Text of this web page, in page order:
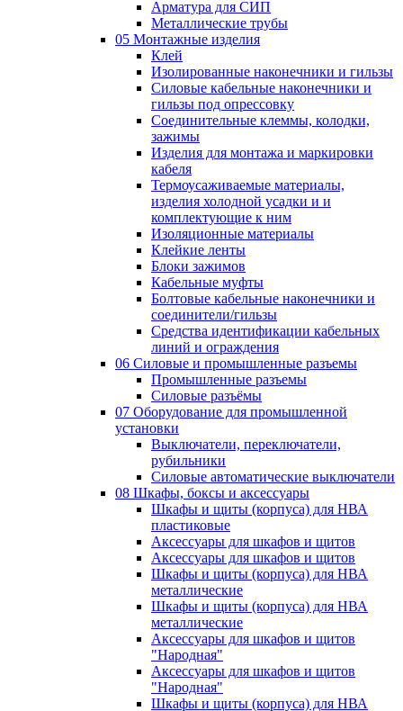
Арматура для СИП
Металлические трубы
05 Монтажные изделия
Клей
Изолированные наконечники и гильзы
Силовые кабельные наконечники и
гильзы под опрессовку
Соединительные клеммы, колодки,
зажимы
Изделия для монтажа и маркировки
кабеля
Термоусаживаемые материалы,
изделия холодной усадки и и
комплектующие к ним
Изоляционные материалы
Клейкие ленты
Блоки зажимов
Кабельные муфты
Болтовые кабельные наконечники и
соединители/гильзы
Средства идентификации кабельных
линий и ограждения
06 Силовые и промышленные разъемы
Промышленные разъемы
Силовые разъёмы
07 Оборудование для промышленной
установки
Выключатели, переключатели,
рубильники
Силовые автоматические выключатели
08 Шкафы, боксы и аксессуары
Шкафы и щиты (корпуса) для НВА
пластиковые
Аксессуары для шкафов и щитов
Аксессуары для шкафов и щитов
Шкафы и щиты (корпуса) для НВА
металлические
Шкафы и щиты (корпуса) для НВА
металлические
Аксессуары для шкафов и щитов
"Народная"
Аксессуары для шкафов и щитов
"Народная"
Шкафы и щиты (корпуса) для НВА